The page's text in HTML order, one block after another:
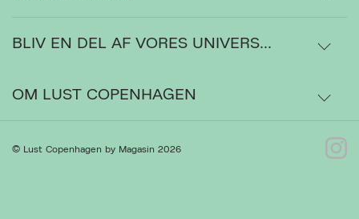
Levering
Ordrestatus
BLIV EN DEL AF VORES UNIVERS...
OM LUST COPENHAGEN
Om os
© Lust Copenhagen by Magasin 2026